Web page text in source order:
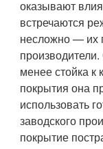
оказывают
встречаются
несложно — их
менее стойка к
покрытия она
использовать
заводского
покрытие